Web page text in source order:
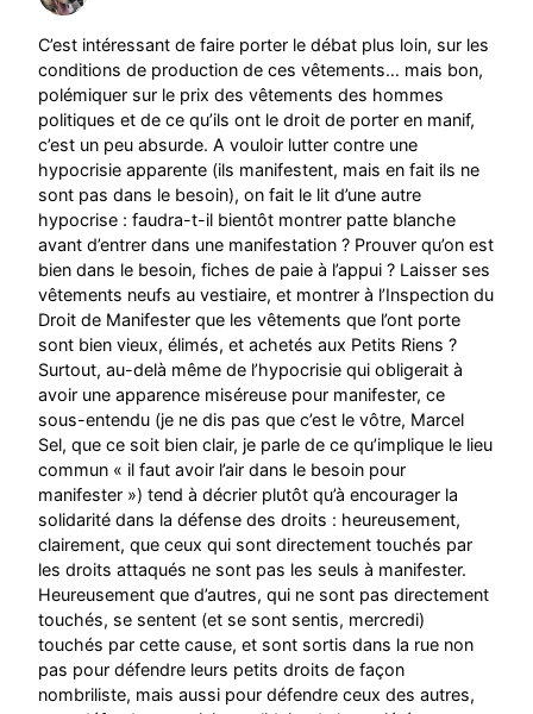
C’est intéressant de faire porter le débat plus loin, sur les
conditions de production de ces vêtements… mais bon,
polémiquer sur le prix des vêtements des hommes
politiques et de ce qu’ils ont le droit de porter en manif,
c’est un peu absurde. A vouloir lutter contre une
hypocrisie apparente (ils manifestent, mais en fait ils ne
sont pas dans le besoin), on fait le lit d’une autre
hypocrise : faudra-t-il bientôt montrer patte blanche
avant d’entrer dans une manifestation ? Prouver qu’on est
bien dans le besoin, fiches de paie à l’appui ? Laisser ses
vêtements neufs au vestiaire, et montrer à l’Inspection du
Droit de Manifester que les vêtements que l’ont porte
sont bien vieux, élimés, et achetés aux Petits Riens ?
Surtout, au-delà même de l’hypocrisie qui obligerait à
avoir une apparence miséreuse pour manifester, ce
sous-entendu (je ne dis pas que c’est le vôtre, Marcel
Sel, que ce soit bien clair, je parle de ce qu’implique le lieu
commun « il faut avoir l’air dans le besoin pour
manifester ») tend à décrier plutôt qu’à encourager la
solidarité dans la défense des droits : heureusement,
clairement, que ceux qui sont directement touchés par
les droits attaqués ne sont pas les seuls à manifester.
Heureusement que d’autres, qui ne sont pas directement
touchés, se sentent (et se sont sentis, mercredi)
touchés par cette cause, et sont sortis dans la rue non
pas pour défendre leurs petits droits de façon
nombriliste, mais aussi pour défendre ceux des autres,